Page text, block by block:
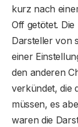
kurz nach
Off getötet.
Darsteller von
einer
den anderen
verkündet, die
müssen, es
waren die